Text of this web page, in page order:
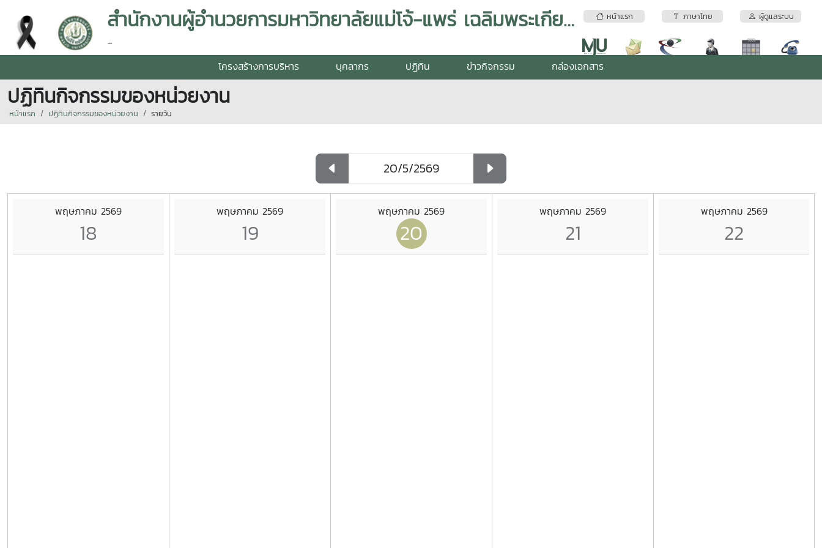
หน้าแรก ภาษาไทย ผู้ดูแลระบบ
สำนักงานผู้อำนวยการมหาวิทยาลัยแม่โจ้-แพร่ เฉลิมพระเกียรติ
-
โครงสร้างการบริหาร บุคลากร ปฏิทิน ข่าวกิจกรรม กล่องเอกสาร
ปฏิทินกิจกรรมของหน่วยงาน
หน้าแรก ปฏิทินกิจกรรมของหน่วยงาน รายวัน
พฤษภาคม 2569
18
พฤษภาคม 2569
19
พฤษภาคม 2569
20
พฤษภาคม 2569
21
พฤษภาคม 2569
22